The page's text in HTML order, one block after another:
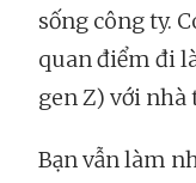
sống công ty.
quan điểm đi
gen Z) với nhà
Bạn vẫn làm